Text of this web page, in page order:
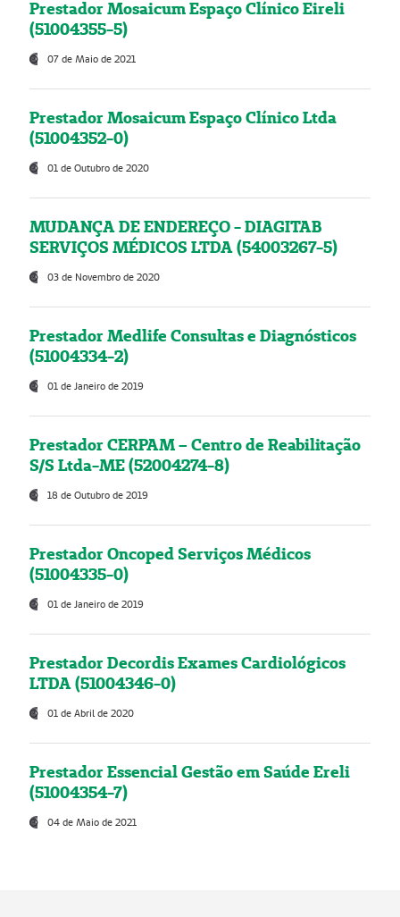
Prestador Mosaicum Espaço Clínico Eireli
(51004355-5)
07 de Maio de 2021
Prestador Mosaicum Espaço Clínico Ltda
(51004352-0)
01 de Outubro de 2020
MUDANÇA DE ENDEREÇO - DIAGITAB
SERVIÇOS MÉDICOS LTDA (54003267-5)
03 de Novembro de 2020
Prestador Medlife Consultas e Diagnósticos
(51004334-2)
01 de Janeiro de 2019
Prestador CERPAM – Centro de Reabilitação
S/S Ltda-ME (52004274-8)
18 de Outubro de 2019
Prestador Oncoped Serviços Médicos
(51004335-0)
01 de Janeiro de 2019
Prestador Decordis Exames Cardiológicos
LTDA (51004346-0)
01 de Abril de 2020
Prestador Essencial Gestão em Saúde Ereli
(51004354-7)
04 de Maio de 2021